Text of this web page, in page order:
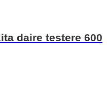
daire testere 600